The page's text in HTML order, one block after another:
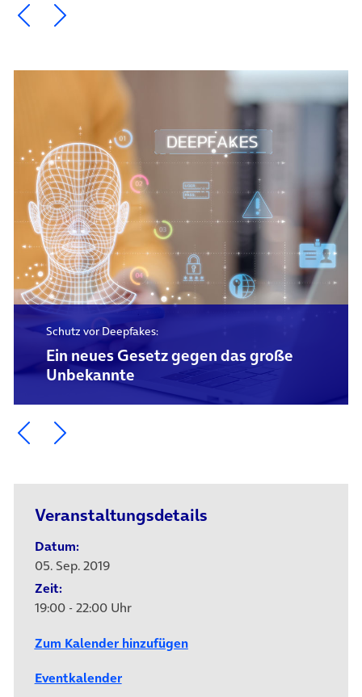
Ein Element zurück blättern
Ein Element weiter blättern
Schutz vor Deepfakes:
Ein neues Gesetz gegen das große
Unbekannte
Ein Element zurück blättern
Ein Element weiter blättern
Veranstaltungsdetails
Datum:
05. Sep. 2019
Zeit:
19:00 - 22:00 Uhr
Zum Kalender hinzufügen
Eventkalender